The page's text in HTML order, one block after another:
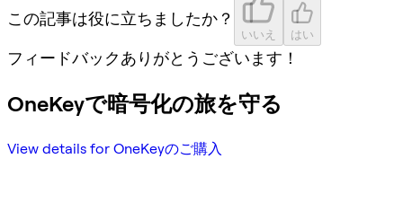
この記事は役に立ちましたか？
いいえ はい
フィードバックありがとうございます！
OneKeyで暗号化の旅を守る
View details for OneKeyのご購入